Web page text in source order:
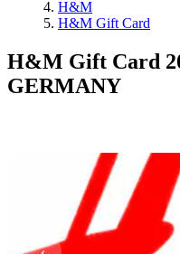
H&M
H&M Gift Card
H&M Gift Card
GERMANY